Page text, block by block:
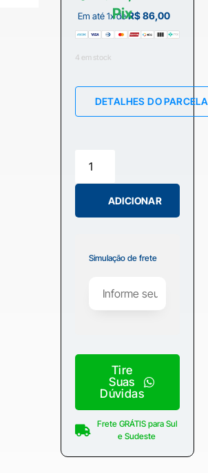
Em até 1x deR$86,00
Pix
4 em stock
DETALHES DO
ADICIONAR
Simulação de frete
Tire
Suas
Dúvidas
Frete GRÁTIS para Sul
e Sudeste